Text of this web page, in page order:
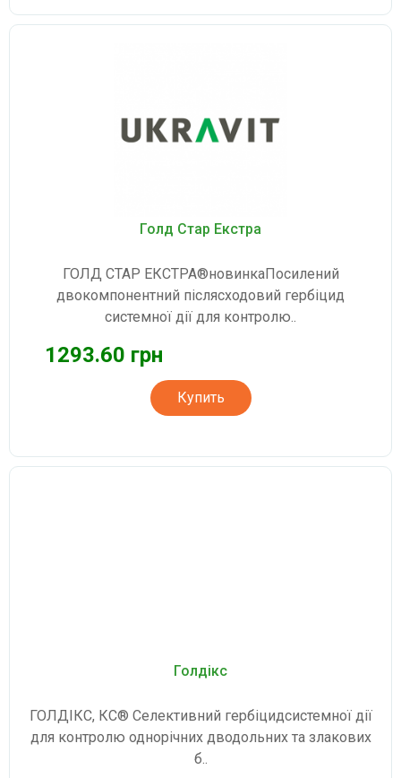
Голд Стар Екстра
ГОЛД СТАР ЕКСТРА®новинкаПосилений
двокомпонентний післясходовий гербіцид
системної дії для контролю..
1293.60 грн
Купить
Голдікс
ГОЛДІКС, КС® Селективний гербіцидсистемної дії
для контролю однорічних дводольних та злакових
б..